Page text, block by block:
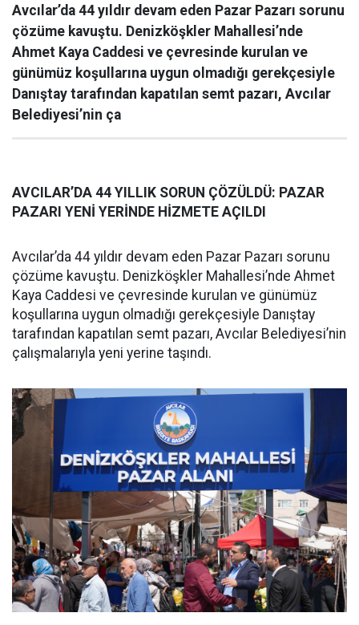
Avcılar’da 44 yıldır devam eden Pazar Pazarı sorunu
çözüme kavuştu. Denizköşkler Mahallesi’nde
Ahmet Kaya Caddesi ve çevresinde kurulan ve
günümüz koşullarına uygun olmadığı gerekçesiyle
Danıştay tarafından kapatılan semt pazarı, Avcılar
Belediyesi’nin ça
AVCILAR’DA 44 YILLIK SORUN ÇÖZÜLDÜ: PAZAR
PAZARI YENİ YERİNDE HİZMETE AÇILDI
Avcılar’da 44 yıldır devam eden Pazar Pazarı sorunu
çözüme kavuştu. Denizköşkler Mahallesi’nde Ahmet
Kaya Caddesi ve çevresinde kurulan ve günümüz
koşullarına uygun olmadığı gerekçesiyle Danıştay
tarafından kapatılan semt pazarı, Avcılar Belediyesi’nin
çalışmalarıyla yeni yerine taşındı.